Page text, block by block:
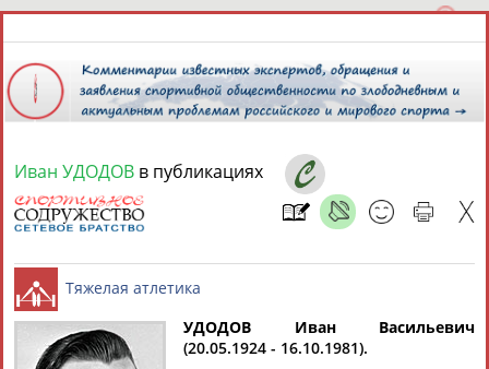
10 августа 2026 года,
СПОРТСМЕНЫ, ТРЕНЕРЫ И СПЕЦИАЛИСТЫ
Найдено: 13181персон Расширенный поиск
Иван УДОДОВ в публикациях
УДОДОВ Иван Васильевич
(20.05.1924 - 16.10.1981).